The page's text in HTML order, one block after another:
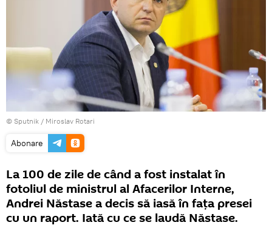
© Sputnik / Miroslav Rotari
Abonare
La 100 de zile de când a fost instalat în
fotoliul de ministrul al Afacerilor Interne,
Andrei Năstase a decis să iasă în fața presei
cu un raport. Iată cu ce se laudă Năstase.